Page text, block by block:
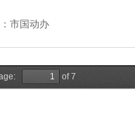
市国动办